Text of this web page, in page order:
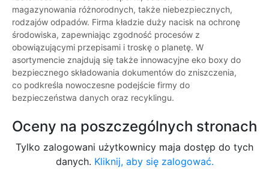
magazynowania różnorodnych, także niebezpiecznych,
rodzajów odpadów. Firma kładzie duży nacisk na ochronę
środowiska, zapewniając zgodność procesów z
obowiązującymi przepisami i troskę o planetę. W
asortymencie znajdują się także innowacyjne eko boxy do
bezpiecznego składowania dokumentów do zniszczenia,
co podkreśla nowoczesne podejście firmy do
bezpieczeństwa danych oraz recyklingu.
Oceny na poszczególnych stronach
Tylko zalogowani użytkownicy maja dostęp do tych
danych. Kliknij, aby się zalogować.